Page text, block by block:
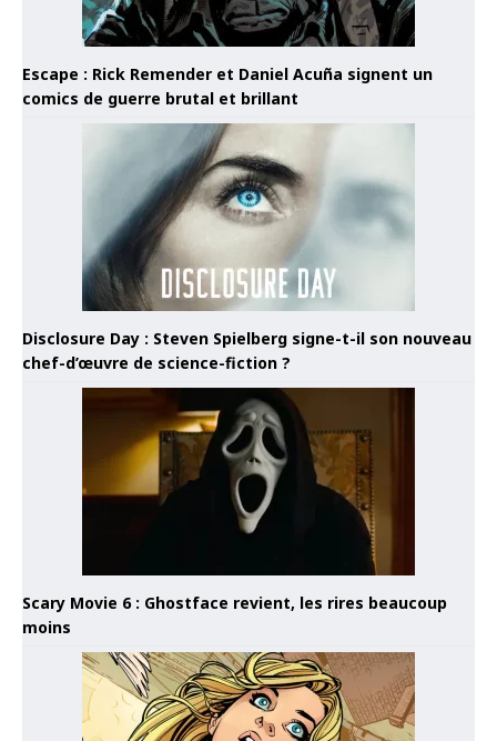
Escape : Rick Remender et Daniel Acuña signent un
comics de guerre brutal et brillant
Disclosure Day : Steven Spielberg signe-t-il son nouveau
chef-d’œuvre de science-fiction ?
Scary Movie 6 : Ghostface revient, les rires beaucoup
moins